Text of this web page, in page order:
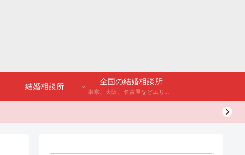
結婚相談所
全国の結婚相談所
東京、大阪、名古屋などエリア別のアンケート調査や結婚相談所・婚活パーティーの体験談などを公開。